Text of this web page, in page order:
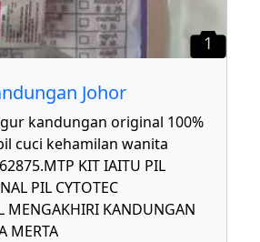
1
Johor
kandungan original 100%
cuci kehamilan wanita
KIT IAITU PIL
PIL CYTOTEC
MENGAKHIRI KANDUNGAN
MERTA